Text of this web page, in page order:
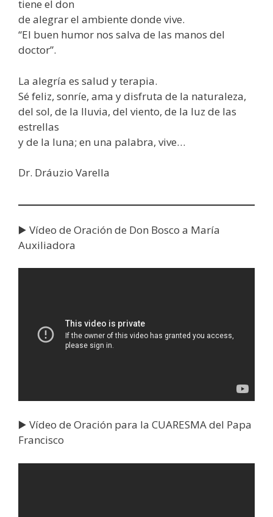
tiene el don
de alegrar el ambiente donde vive.
“El buen humor nos salva de las manos del
doctor”.
La alegría es salud y terapia.
Sé feliz, sonríe, ama y disfruta de la naturaleza,
del sol, de la lluvia, del viento, de la luz de las
estrellas
y de la luna; en una palabra, vive…
Dr. Dráuzio Varella
▶️ Vídeo de Oración de Don Bosco a María
Auxiliadora
▶️ Vídeo de Oración para la CUARESMA del Papa
Francisco